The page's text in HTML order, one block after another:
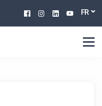
Facebook
Instagram
Linkedin
FR